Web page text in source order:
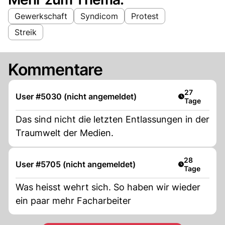
Gewerkschaft Syndicom
Protest
Streik
Kommentare
User #5030 (nicht angemeldet) Artikel
27
Tage
Das sind nicht die letzten Entlassungen in der
Traumwelt der Medien.
User #5705 (nicht angemeldet) Artikel
28
Tage
Was heisst wehrt sich. So haben wir wieder
ein paar mehr Facharbeiter